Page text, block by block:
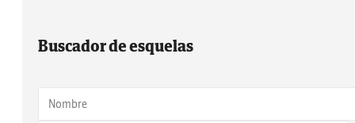
Buscador de esquelas